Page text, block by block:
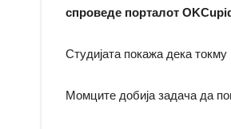
спроведе порталот
Студијата покажа дека
Момците добија задача да